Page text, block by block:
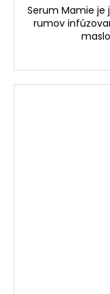
Serum Mamie
rumov